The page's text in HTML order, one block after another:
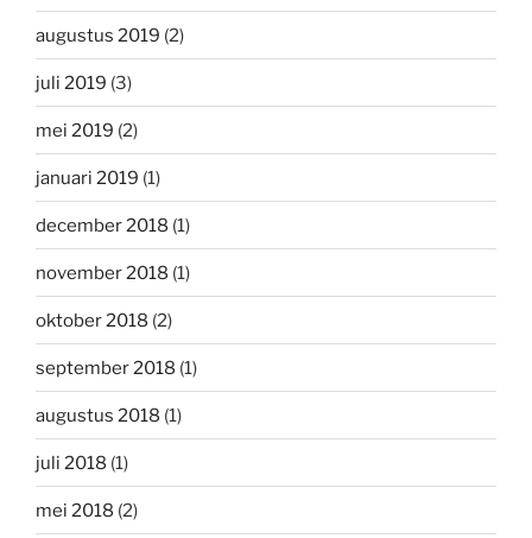
augustus 2019 (2)
juli 2019 (3)
mei 2019 (2)
januari 2019 (1)
december 2018 (1)
november 2018 (1)
oktober 2018 (2)
september 2018 (1)
augustus 2018 (1)
juli 2018 (1)
mei 2018 (2)